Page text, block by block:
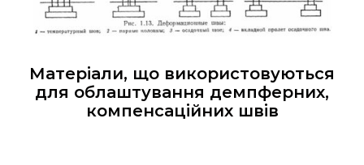
Матеріали, що використовуються
для облаштування демпферних,
компенсаційних швів